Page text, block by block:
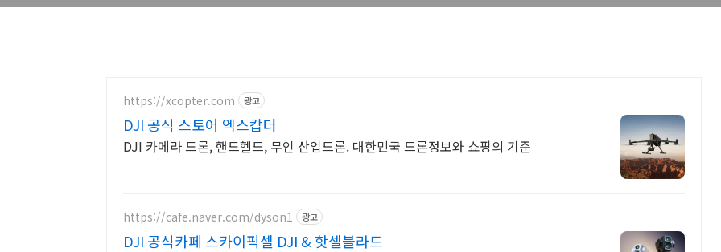
https://xcopter.com 광고
DJI 공식 스토어 엑스캅터
DJI 카메라 드론, 핸드헬드, 무인 산업드론. 대한민국 드론정보와 쇼핑의 기준
https://cafe.naver.com/dyson1 광고
DJI 공식카페 스카이픽셀 DJI & 핫셀블라드